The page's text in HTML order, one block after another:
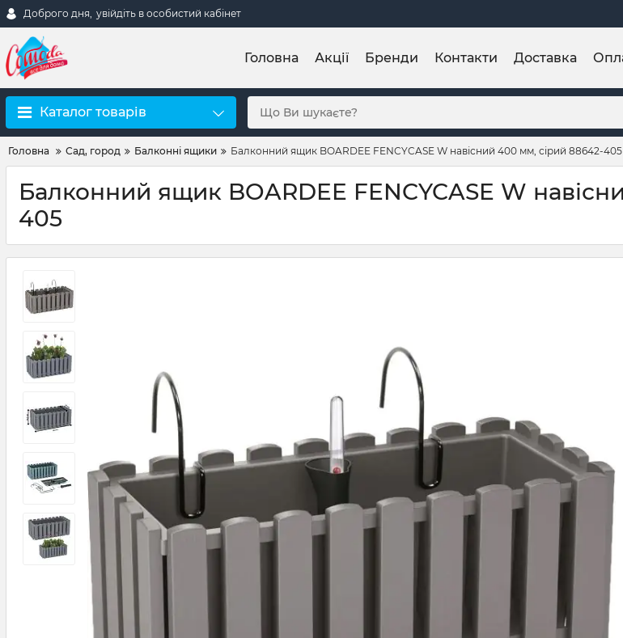
Доброго дня, увійдіть в особистий кабінет
Головна Акції Бренди Контакти Доставка
Каталог товарів
Головна Сад, город Балконні ящики Балконний ящик BOARDEE FENCYCASE W навісний 400 мм, сірий 88642-405
Балконний ящик BOARDEE FENCYCASE W
405